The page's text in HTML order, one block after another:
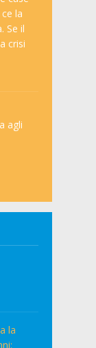
la
Se il
crisi
agli
la